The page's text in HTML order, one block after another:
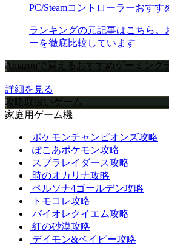
PC/Steamコントローラーおすす
ランキングの元記事はこちら。
ーを徹底比較しています
Amazonで買えるおすすめゲーミング
詳細を見る
攻略取扱いゲーム
家庭用ゲーム機
ポケモンチャンピオンズ攻略
ぽこあポケモン攻略
スプラレイダース攻略
時のオカリナ攻略
ペルソナ4ゴールデン攻略
トモコレ攻略
バイオレクイエム攻略
紅の砂漠攻略
デイモン&ベイビー攻略